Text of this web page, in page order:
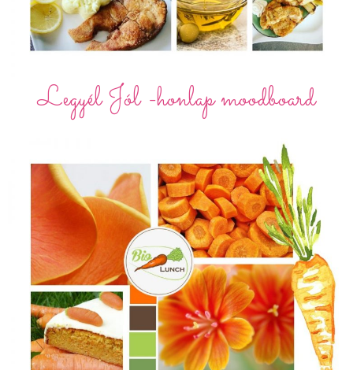
Legyél Jól -honlap moodboard